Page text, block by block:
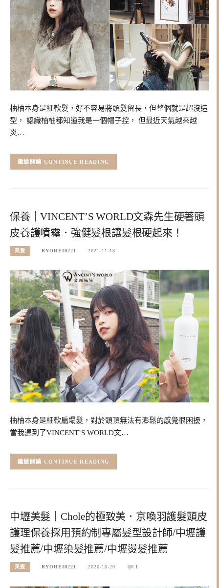
柚柚本身是細軟髮，好不容易將頭髮留長，但整個就是超沒造
型， 認識柚柚都知道我是一個帽子控， 但最近天氣越來越
炎…
CONTINUE READING
保養｜VINCENT’S WORLD文森先生硬著頭
皮養護噴霧．強健髮根讓髮根硬起來！
美髮 RYOHEI0221 2021-11-18
柚柚本身是細軟扁塌髮，對於頭頂無法有澎鬆的感覺很困擾，
當我遇到了VINCENT’S WORLD文…
CONTINUE READING
中壢美髮｜Chole的極致美．京喚羽護髮頭皮
護理保養採用預約制專屬髮型設計師/中壢護
髮推薦/中壢染髮推薦/中壢燙髮推薦
美髮 RYOHEI0221 2020-10-20 1